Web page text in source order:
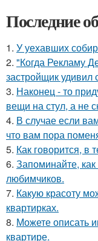
Последние
1. У уехавших
2. "Когда Рекламу
застройщик
3. Наконец - то
вещи на стул, а не
4. В случае если
что вам пора
5. Как говорится, в
6. Запоминайте,
любимчиков.
7. Какую красоту
квартирках.
8. Можете описать
квартире.